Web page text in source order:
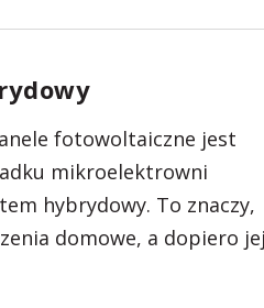
fotowoltaiczne jest
mikroelektrowni
hybrydowy. To znaczy,
domowe, a dopiero jej